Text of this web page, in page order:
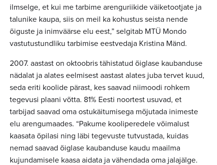
ilmselge, et kui me tarbime arenguriikide väiketootjate ja
talunike kaupa, siis on meil ka kohustus seista nende
õiguste ja inimväärse elu eest,” selgitab MTÜ Mondo
vastutustundliku tarbimise eestvedaja Kristina Mänd.
2007. aastast on oktoobris tähistatud õiglase kaubanduse
nädalat ja alates eelmisest aastast alates juba tervet kuud,
seda eriti koolide pärast, kes saavad niimoodi rohkem
tegevusi plaani võtta. 81% Eesti noortest usuvad, et
tarbijad saavad oma ostukäitumisega mõjutada inimeste
elu arengumaades. “Pakume kooliperedele võimalust
kaasata õpilasi ning läbi tegevuste tutvustada, kuidas
nemad saavad õiglase kaubanduse kaudu maailma
kujundamisele kaasa aidata ja vähendada oma jalajälge.